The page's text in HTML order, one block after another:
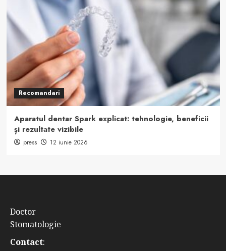
Recomandari
Aparatul dentar Spark explicat: tehnologie, beneficii
și rezultate vizibile
press 12 iunie 2026
Doctor
Stomatologie
Contact: